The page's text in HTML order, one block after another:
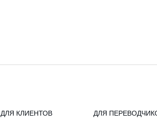
ДЛЯ КЛИЕНТОВ ДЛЯ